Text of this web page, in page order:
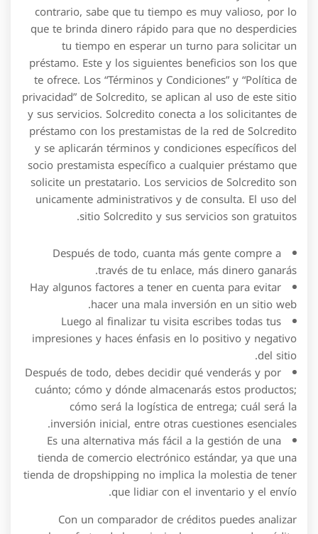
contrario, sabe que tu tiempo es muy valioso, por lo
que te brinda dinero rápido para que no desperdicies
tu tiempo en esperar un turno para solicitar un
préstamo. Este y los siguientes beneficios son los que
te ofrece. Los “Términos y Condiciones” y “Política de
privacidad” de Solcredito, se aplican al uso de este sitio
y sus servicios. Solcredito conecta a los solicitantes de
préstamo con los prestamistas de la red de Solcredito
y se aplicarán términos y condiciones específicos del
socio prestamista específico a cualquier préstamo que
solicite un prestatario. Los servicios de Solcredito son
unicamente administrativos y de consulta. El uso del
sitio Solcredito y sus servicios son gratuitos.
Después de todo, cuanta más gente compre a
través de tu enlace, más dinero ganarás.
Hay algunos factores a tener en cuenta para evitar
hacer una mala inversión en un sitio web.
Luego al finalizar tu visita escribes todas tus
impresiones y haces énfasis en lo positivo y negativo
del sitio.
Después de todo, debes decidir qué venderás y por
cuánto; cómo y dónde almacenarás estos productos;
cómo será la logística de entrega; cuál será la
inversión inicial, entre otras cuestiones esenciales.
Es una alternativa más fácil a la gestión de una
tienda de comercio electrónico estándar, ya que una
tienda de dropshipping no implica la molestia de tener
que lidiar con el inventario y el envío.
Con un comparador de créditos puedes analizar